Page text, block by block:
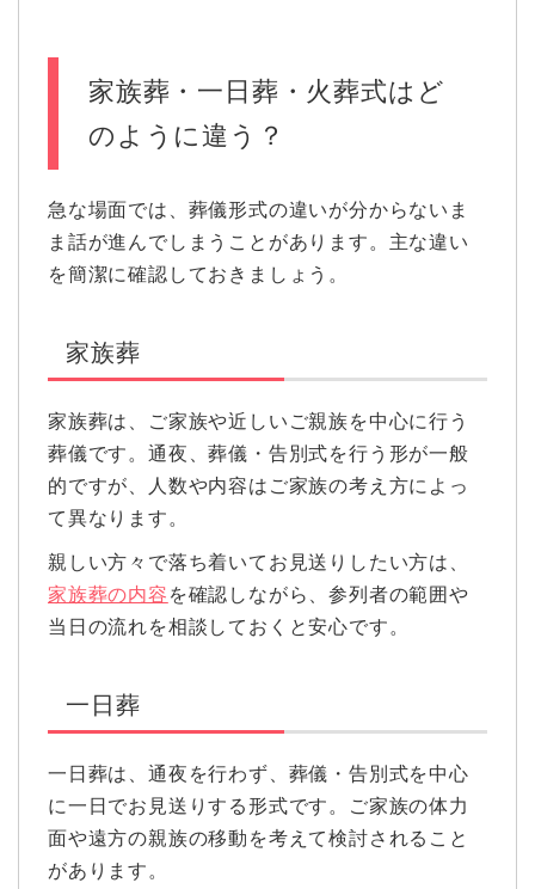
家族葬・一日葬・火葬式はど
のように違う？
急な場面では、葬儀形式の違いが分からないま
ま話が進んでしまうことがあります。主な違い
を簡潔に確認しておきましょう。
家族葬
家族葬は、ご家族や近しいご親族を中心に行う
葬儀です。通夜、葬儀・告別式を行う形が一般
的ですが、人数や内容はご家族の考え方によっ
て異なります。
親しい方々で落ち着いてお見送りしたい方は、
家族葬の内容 を確認しながら、参列者の範囲や
当日の流れを相談しておくと安心です。
一日葬
一日葬は、通夜を行わず、葬儀・告別式を中心
に一日でお見送りする形式です。ご家族の体力
面や遠方の親族の移動を考えて検討されること
があります。